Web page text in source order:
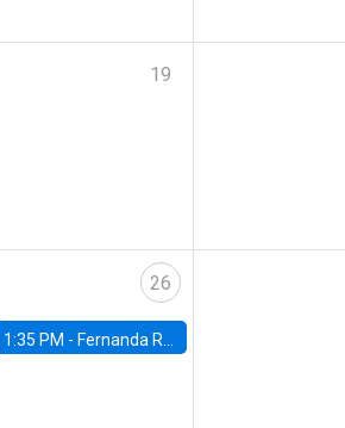
19
26
1:35 PM - Fernanda Rojas Ampuero, University of Wisconsin-Madison